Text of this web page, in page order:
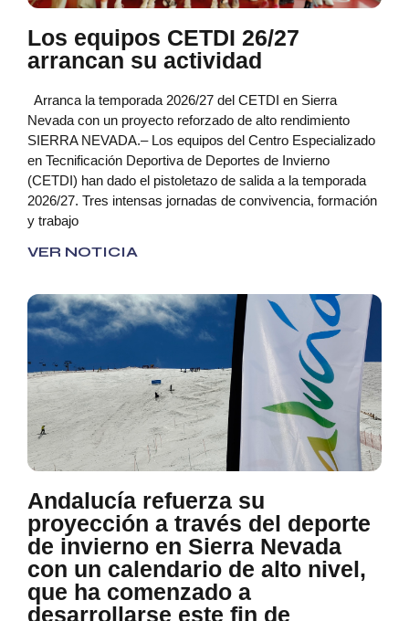
Los equipos CETDI 26/27
arrancan su actividad
Arranca la temporada 2026/27 del CETDI en Sierra
Nevada con un proyecto reforzado de alto rendimiento
SIERRA NEVADA.– Los equipos del Centro Especializado
en Tecnificación Deportiva de Deportes de Invierno
(CETDI) han dado el pistoletazo de salida a la temporada
2026/27. Tres intensas jornadas de convivencia, formación
y trabajo
VER NOTICIA
Andalucía refuerza su
proyección a través del deporte
de invierno en Sierra Nevada
con un calendario de alto nivel,
que ha comenzado a
desarrollarse este fin de